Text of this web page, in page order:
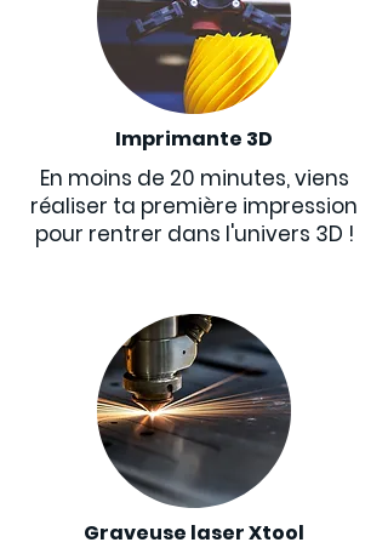
Imprimante 3D
En moins de 20 minutes, viens
réaliser ta première impression
pour rentrer dans l'univers 3D !
Graveuse laser Xtool